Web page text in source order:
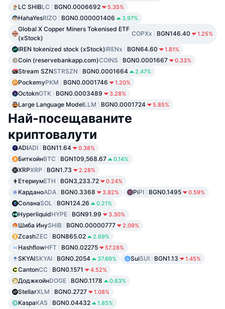
LC SHIBLC BGN0.0006692 5.35%
HahaYesRIZO BGN0.000001406 3.97%
Global X Copper Miners Tokenised ETF
(xStock)
COPXx BGN146.40 1.25%
IREN tokenized stock (xStock)IRENx BGN64.60 1.81%
Coin (reservebankapp.com)COINS BGN0.0001667 0.33%
Stream SZNSTRSZN BGN0.0001664 2.47%
PockemyPKM BGN0.0001746 1.20%
OctoknOTK BGN0.0003489 3.28%
Large Language ModelLLM BGN0.0001724 5.85%
Най-посещаваните
криптовалути
ADIADI BGN11.64 0.38%
БиткойнBTC BGN109,568.67 0.14%
XRPXRP BGN1.73 2.28%
ЕтериумETH BGN3,233.72 0.24%
КарданоADA BGN0.3368 3.82% PiPI BGN0.1495 0.59%
СоланаSOL BGN124.26 0.21%
HyperliquidHYPE BGN91.99 3.30%
Шиба ИнуSHIB BGN0.00000777 2.09%
ZcashZEC BGN865.02 2.69%
HashflowHFT BGN0.02275 57.28%
SKYAISKYAI BGN0.2054 37.69% SuiSUI BGN1.13 1.45%
CantonCC BGN0.1571 4.52%
ДоджкойнDOGE BGN0.1178 0.63%
StellarXLM BGN0.2727 1.08%
KaspaKAS BGN0.04432 1.85%